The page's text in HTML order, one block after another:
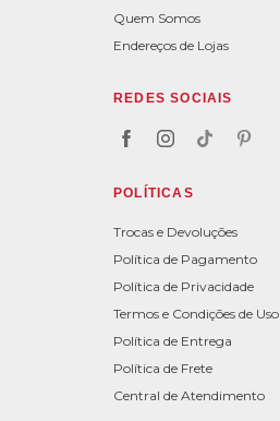
Quem Somos
Endereços de Lojas
REDES SOCIAIS
POLÍTICAS
Trocas e Devoluções
Política de Pagamento
Política de Privacidade
Termos e Condições de Uso
Política de Entrega
Política de Frete
Central de Atendimento